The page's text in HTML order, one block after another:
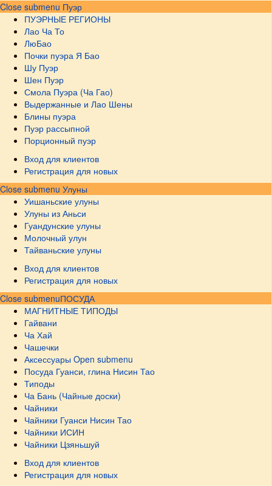
Close submenu Пуэр
ПУЭРНЫЕ РЕГИОНЫ
Лао Ча То
ЛюБао
Почки пуэра Я Бао
Шу Пуэр
Шен Пуэр
Смола Пуэра (Ча Гао)
Выдержанные и Лао Шены
Блины пуэра
Пуэр рассыпной
Порционный пуэр
Вход для клиентов
Регистрация для новых
Close submenu Улуны
Уишаньские улуны
Улуны из Аньси
Гуандунские улуны
Молочный улун
Тайваньские улуны
Вход для клиентов
Регистрация для новых
Close submenuПОСУДА
МАГНИТНЫЕ ТИПОДЫ
Гайвани
Ча Хай
Чашечки
Аксессуары Open submenu
Посуда Гуанси, глина Нисин Тао
Типоды
Ча Бань (Чайные доски)
Чайники
Чайники Гуанси Нисин Тао
Чайники ИСИН
Чайники Цзяньшуй
Вход для клиентов
Регистрация для новых